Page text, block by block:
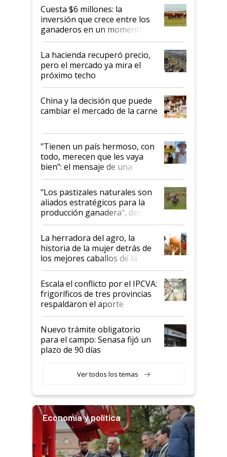
Cuesta $6 millones: la
inversión que crece entre los
ganaderos en un momento
histórico para la actividad
La hacienda recuperó precio,
pero el mercado ya mira el
próximo techo
China y la decisión que puede
cambiar el mercado de la carne
"Tienen un país hermoso, con
todo, merecen que les vaya
bien": el mensaje de una
ganadera uruguaya sobre las
oportunidades que se abren
para el agro en Argentina, con
foco en la carne
"Los pastizales naturales son
aliados estratégicos para la
producción ganadera", destaca
la iniciativa que ya reúne a 46
establecimientos en Argentina
La herradora del agro, la
historia de la mujer detrás de
los mejores caballos de la
Argentina y los mitos que
todavía hacen sufrir a estos
animales: "Mientras me
descalificaban, yo seguí
haciendo currículum"
Escala el conflicto por el IPCVA:
frigoríficos de tres provincias
respaldaron el aporte
obligatorio
Nuevo trámite obligatorio
para el campo: Senasa fijó un
plazo de 90 días
Ver todos los temas
Economía y política